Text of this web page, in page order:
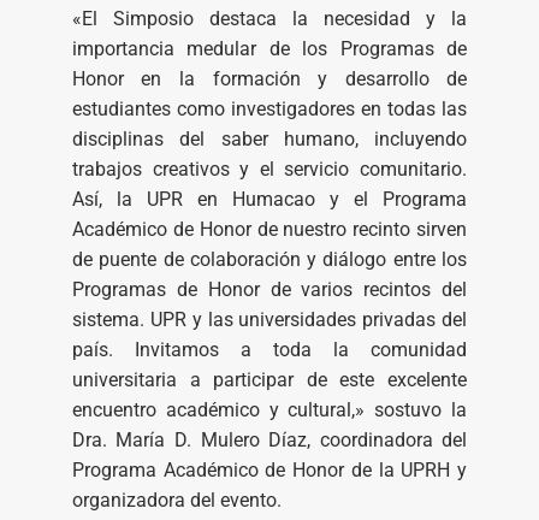
«El Simposio destaca la necesidad y la
importancia medular de los Programas de
Honor en la formación y desarrollo de
estudiantes como investigadores en todas las
disciplinas del saber humano, incluyendo
trabajos creativos y el servicio comunitario.
Así, la UPR en Humacao y el Programa
Académico de Honor de nuestro recinto sirven
de puente de colaboración y diálogo entre los
Programas de Honor de varios recintos del
sistema. UPR y las universidades privadas del
país. Invitamos a toda la comunidad
universitaria a participar de este excelente
encuentro académico y cultural,» sostuvo la
Dra. María D. Mulero Díaz, coordinadora del
Programa Académico de Honor de la UPRH y
organizadora del evento.